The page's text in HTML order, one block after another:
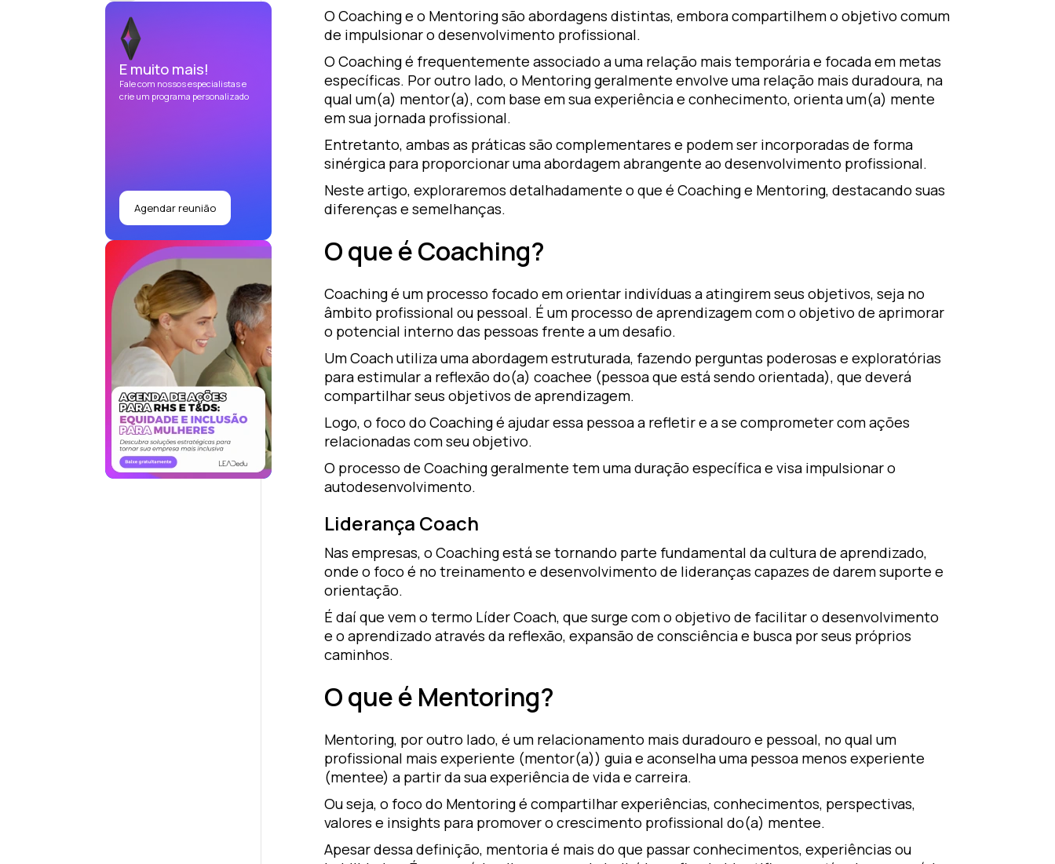
E muito mais!
Fale com nossos especialistas e
crie um programa personalizado
Agendar reunião
O Coaching e o Mentoring são abordagens distintas, embora compartilhem o objetivo comum
de impulsionar o desenvolvimento profissional.
O Coaching é frequentemente associado a uma relação mais temporária e focada em metas
específicas. Por outro lado, o Mentoring geralmente envolve uma relação mais duradoura, na
qual um(a) mentor(a), com base em sua experiência e conhecimento, orienta um(a) mente
em sua jornada profissional.
Entretanto, ambas as práticas são complementares e podem ser incorporadas de forma
sinérgica para proporcionar uma abordagem abrangente ao desenvolvimento profissional.
Neste artigo, exploraremos detalhadamente o que é Coaching e Mentoring, destacando suas
diferenças e semelhanças.
O que é Coaching?
Coaching é um processo focado em orientar indivíduas a atingirem seus objetivos, seja no
âmbito profissional ou pessoal. É um processo de aprendizagem com o objetivo de aprimorar
o potencial interno das pessoas frente a um desafio.
Um Coach utiliza uma abordagem estruturada, fazendo perguntas poderosas e exploratórias
para estimular a reflexão do(a) coachee (pessoa que está sendo orientada), que deverá
compartilhar seus objetivos de aprendizagem.
Logo, o foco do Coaching é ajudar essa pessoa a refletir e a se comprometer com ações
relacionadas com seu objetivo.
O processo de Coaching geralmente tem uma duração específica e visa impulsionar o
autodesenvolvimento.
Liderança Coach
Nas empresas, o Coaching está se tornando parte fundamental da cultura de aprendizado,
onde o foco é no treinamento e desenvolvimento de lideranças capazes de darem suporte e
orientação.
É daí que vem o termo Líder Coach, que surge com o objetivo de facilitar o desenvolvimento
e o aprendizado através da reflexão, expansão de consciência e busca por seus próprios
caminhos.​ ​
O que é Mentoring?
Mentoring, por outro lado, é um relacionamento mais duradouro e pessoal, no qual um
profissional mais experiente (mentor(a)) guia e aconselha uma pessoa menos experiente
(mentee) a partir da sua experiência de vida e carreira.
Ou seja, o foco do Mentoring é compartilhar experiências, conhecimentos, perspectivas,
valores e insights para promover o crescimento profissional do(a) mentee.
Apesar dessa definição, mentoria é mais do que passar conhecimentos, experiências ou